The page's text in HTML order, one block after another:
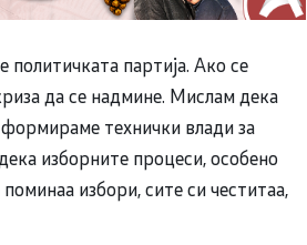
партија. Ако се
да се надмине. Мислам дека
технички влади за
изборните процеси, особено
избори, сите си честитаа,